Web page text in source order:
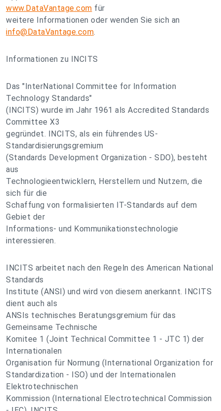
www.DataVantage.com für
weitere Informationen oder wenden Sie sich an
info@DataVantage.com.
Informationen zu INCITS
Das "InterNational Committee for Information
Technology Standards"
(INCITS) wurde im Jahr 1961 als Accredited Standards
Committee X3
gegründet. INCITS, als ein führendes US-
Standardisierungsgremium
(Standards Development Organization - SDO), besteht
aus
Technologieentwicklern, Herstellern und Nutzern, die
sich für die
Schaffung von formalisierten IT-Standards auf dem
Gebiet der
Informations- und Kommunikationstechnologie
interessieren.
INCITS arbeitet nach den Regeln des American National
Standards
Institute (ANSI) und wird von diesem anerkannt. INCITS
dient auch als
ANSIs technisches Beratungsgremium für das
Gemeinsame Technische
Komitee 1 (Joint Technical Committee 1 - JTC 1) der
Internationalen
Organisation für Normung (International Organization for
Standardization - ISO) und der Internationalen
Elektrotechnischen
Kommission (International Electrotechnical Commission